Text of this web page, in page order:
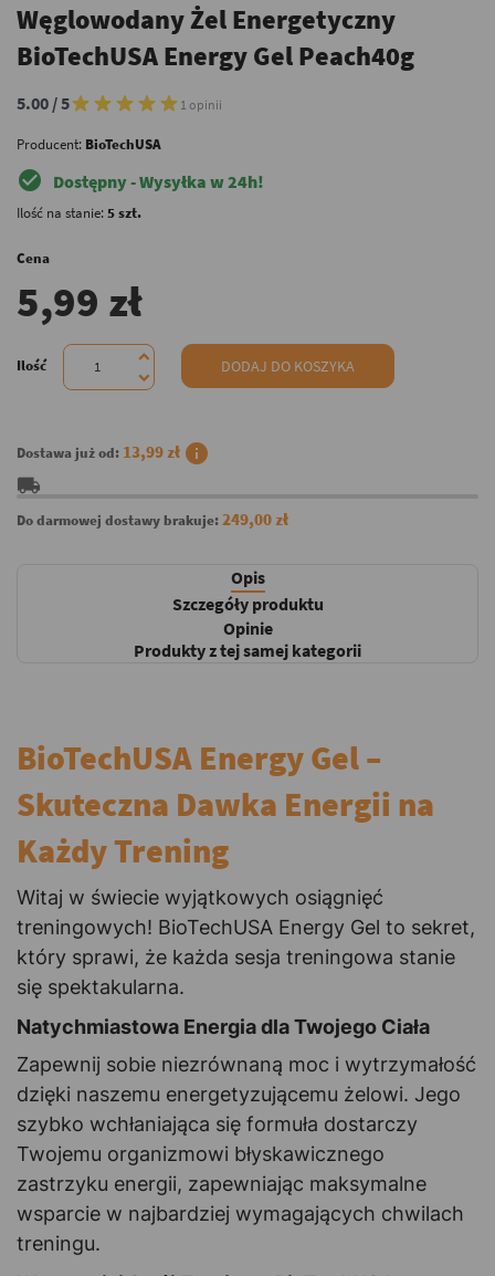
Węglowodany Żel Energetyczny
BioTechUSA Energy Gel Peach40g
5.00 / 5 1 opinii
Producent: BioTechUSA
check_circle Dostępny - Wysyłka w 24h!
Ilość na stanie:5 szt.
Cena
5,99 zł
Ilość DODAJ DO KOSZYKA
Dostawa już od: 13,99 zł info
local_shipping
Do darmowej dostawy brakuje:249,00 zł
Opis
Szczegóły produktu
Opinie
Produkty z tej samej kategorii
BioTechUSA Energy Gel –
Skuteczna Dawka Energii na
Każdy Trening
Witaj w świecie wyjątkowych osiągnięć
treningowych! BioTechUSA Energy Gel to sekret,
który sprawi, że każda sesja treningowa stanie
się spektakularna.
Natychmiastowa Energia dla Twojego Ciała
Zapewnij sobie niezrównaną moc i wytrzymałość
dzięki naszemu energetyzującemu żelowi. Jego
szybko wchłaniająca się formuła dostarczy
Twojemu organizmowi błyskawicznego
zastrzyku energii, zapewniając maksymalne
wsparcie w najbardziej wymagających chwilach
treningu.